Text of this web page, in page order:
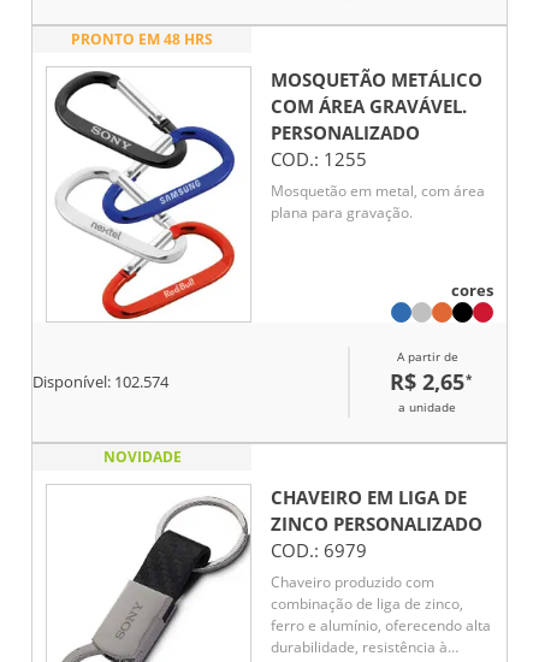
PRONTO EM 48 HRS
MOSQUETÃO METÁLICO
COM ÁREA GRAVÁVEL.
PERSONALIZADO
COD.: 1255
Mosquetão em metal, com área
plana para gravação.
cores
Disponível: 102.574
A partir de
R$ 2,65*
a unidade
NOVIDADE
CHAVEIRO EM LIGA DE
ZINCO PERSONALIZADO
COD.: 6979
Chaveiro produzido com
combinação de liga de zinco,
ferro e alumínio, oferecendo alta
durabilidade, resistência à